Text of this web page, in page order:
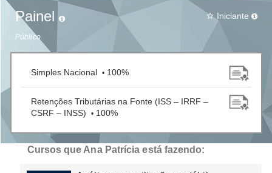
Painel
Público
star_border Iniciante
Simples Nacional • 100%
Retenções Tributárias na Fonte (ISS – IRRF –
CSRF – INSS)
• 100%
Cursos que Ana Patrícia está fazendo: